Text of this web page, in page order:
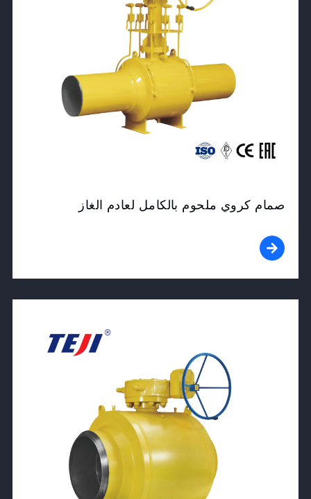
صمام كروي ملحوم بالكامل لعادم الغاز